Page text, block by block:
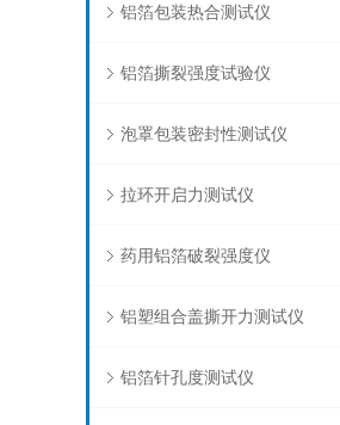
铝箔包装热合测试仪
铝箔撕裂强度试验仪
泡罩包装密封性测试仪
拉环开启力测试仪
药用铝箔破裂强度仪
铝塑组合盖撕开力测试仪
铝箔针孔度测试仪